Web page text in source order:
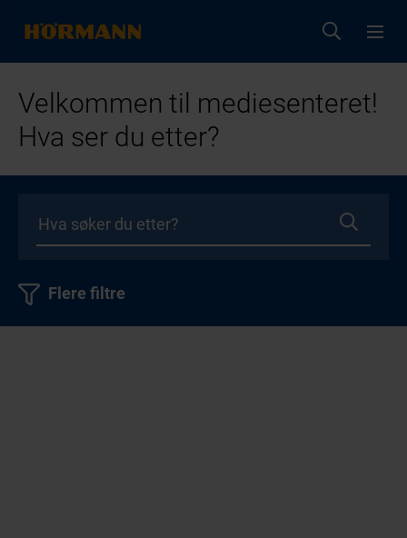
Velkommen til mediesenteret!
Hva ser du etter?
Flere filtre